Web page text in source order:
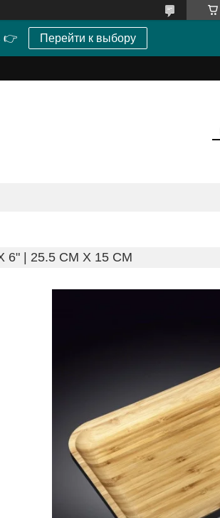
👉 Перейти к выбору
| 25.5 CM X 15 CM